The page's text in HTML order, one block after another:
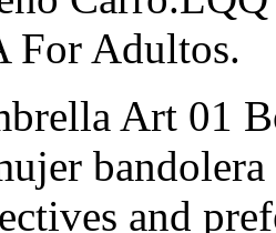
For Adultos.
Art 01
and